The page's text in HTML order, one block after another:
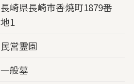
長崎県長崎市香焼町1879番
地1
民営霊園
一般墓